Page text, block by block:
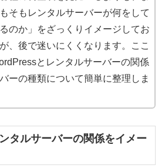
そもレンタルサーバーが何をして
のか」をざっくりイメージしてお
、後で迷いにくくなります。ここ
とレンタルサーバーの関係
ーの種類について簡単に整理しま
タルサーバーの関係をイメー